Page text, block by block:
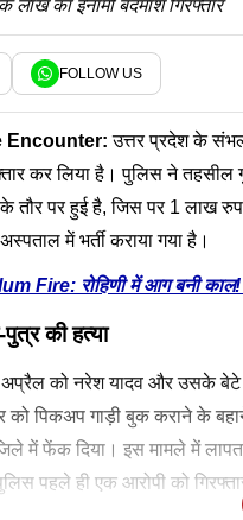
का इनामी बदमाश गिरफ्तार
FOLLOW US
Encounter:उत्तर प्रदेश के
कर लिया है। पुलिस ने तहसील
के तौर पर हुई है, जिस पर 1 लाख
में भर्ती कराया गया है।
Fire: रोहिणी में आग बनी काल!
की हत्या
को नरेश यादव और उसके बेटे
को पिकअप गाड़ी बुक कराने के
में फेंक दिया। इस मामले में
पहले ही एक आरोपी को